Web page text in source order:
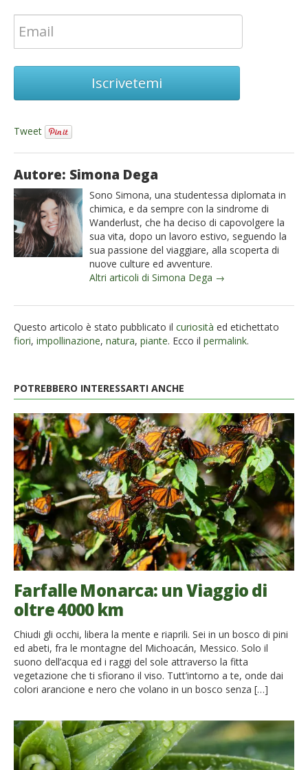
Iscrivetemi
Tweet
Autore: Simona Dega
Sono Simona, una studentessa diplomata in
chimica, e da sempre con la sindrome di
Wanderlust, che ha deciso di capovolgere la
sua vita, dopo un lavoro estivo, seguendo la
sua passione del viaggiare, alla scoperta di
nuove culture ed avventure.
Altri articoli di Simona Dega →
Questo articolo è stato pubblicato il curiosità ed etichettato
fiori, impollinazione, natura, piante. Ecco il permalink.
POTREBBERO INTERESSARTI ANCHE
Farfalle Monarca: un Viaggio di
oltre 4000 km
Chiudi gli occhi, libera la mente e riaprili. Sei in un bosco di pini
ed abeti, fra le montagne del Michoacán, Messico. Solo il
suono dell’acqua ed i raggi del sole attraverso la fitta
vegetazione che ti sfiorano il viso. Tutt’intorno a te, onde dai
colori arancione e nero che volano in un bosco senza […]